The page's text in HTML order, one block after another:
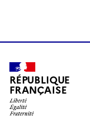
RÉPUBLIQUE
FRANÇAISE